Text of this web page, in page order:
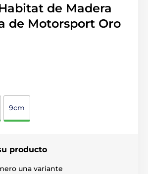
de Madera
de Motorsport Oro
9cm
producto
una variante